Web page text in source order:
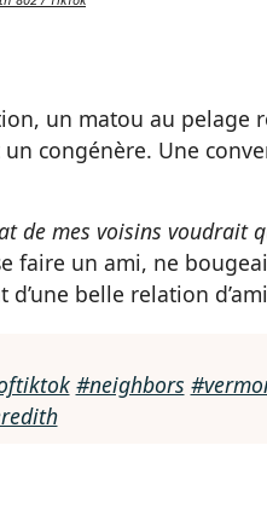
un matou au pelage
congénère. Une
de mes voisins voudrait
faire un ami, ne
d’une belle relation
#neighbors